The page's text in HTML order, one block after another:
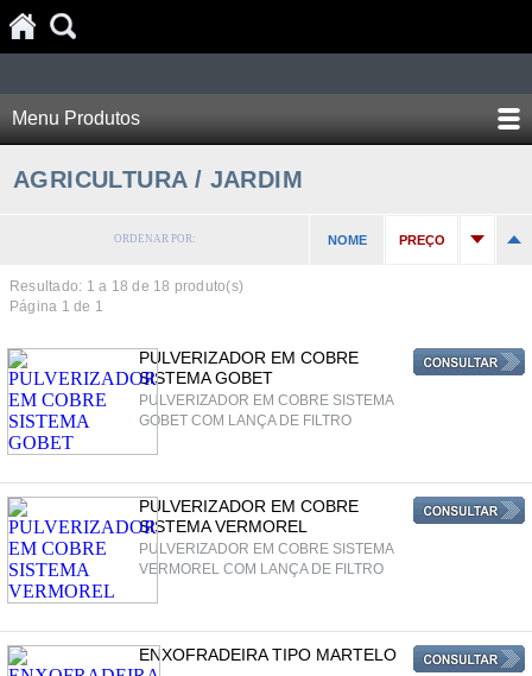
Menu Produtos
AGRICULTURA / JARDIM
ORDENAR POR: NOME PREÇO
Resultado: 1 a 18 de 18 produto(s)
Página 1 de 1
PULVERIZADOR EM COBRE
SISTEMA GOBET
PULVERIZADOR EM COBRE SISTEMA
GOBET COM LANÇA DE FILTRO
PULVERIZADOR EM COBRE
SISTEMA VERMOREL
PULVERIZADOR EM COBRE SISTEMA
VERMOREL COM LANÇA DE FILTRO
ENXOFRADEIRA TIPO MARTELO